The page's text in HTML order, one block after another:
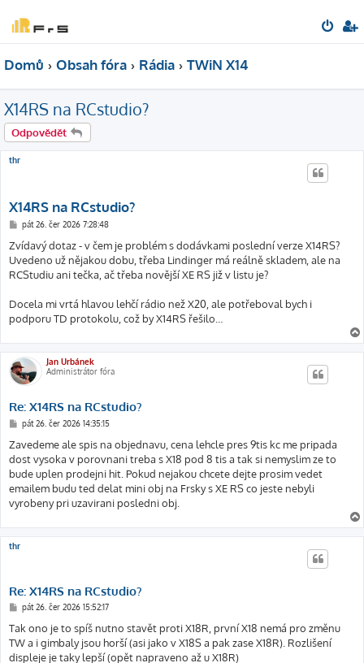
Domů Obsah fóra Rádia TWiN X14
X14RS na RCstudio?
Odpovědět
thr
X14RS na RCstudio?
P
í
s
p
ě
v
k
pát 26. čer 2026 7:28:48
Zvídavý dotaz - v čem je problém s dodávkami poslední verze X14RS?
Uvedeno už nějakou dobu, třeba Lindinger má reálně skladem, ale na
RCStudiu ani tečka, ač třeba novější XE RS již v listu je?
Docela mi vrtá hlavou lehčí rádio než X20, ale potřeboval bych i
podporu TD protokolu, což by X14RS řešilo…
Jan Urbánek
Administrátor fóra
Re: X14RS na RCstudio?
P
í
s
p
ě
v
e
k
pát 26. čer 2026 14:35:15
Zavedeme ale spis na objednavu, cena lehcle pres 9tis kc me pripada
dost vysoka v porovnani treba s X18 pod 8 tis a tak si nemyslim ze to
bude uplen prodejni hit. Pokud nejakou chcete dejte prosim vedet
emailem budu ted delat mini obj na Frsky s XE RS co jeste nebyli
vyrobeny pri uzavirani posledni obj.
thr
Re: X14RS na RCstudio?
P
í
s
p
ě
pát 26. čer 2026 15:52:17
Tak ono je to spíš nutno stavět proti X18R, první X18 nemá pro změnu
TW a i gimbaly jsou horší (asi jako v X18S a pak zase X18R). Rozlišení
displeje je taky lepší (opět napraveno až u X18R)